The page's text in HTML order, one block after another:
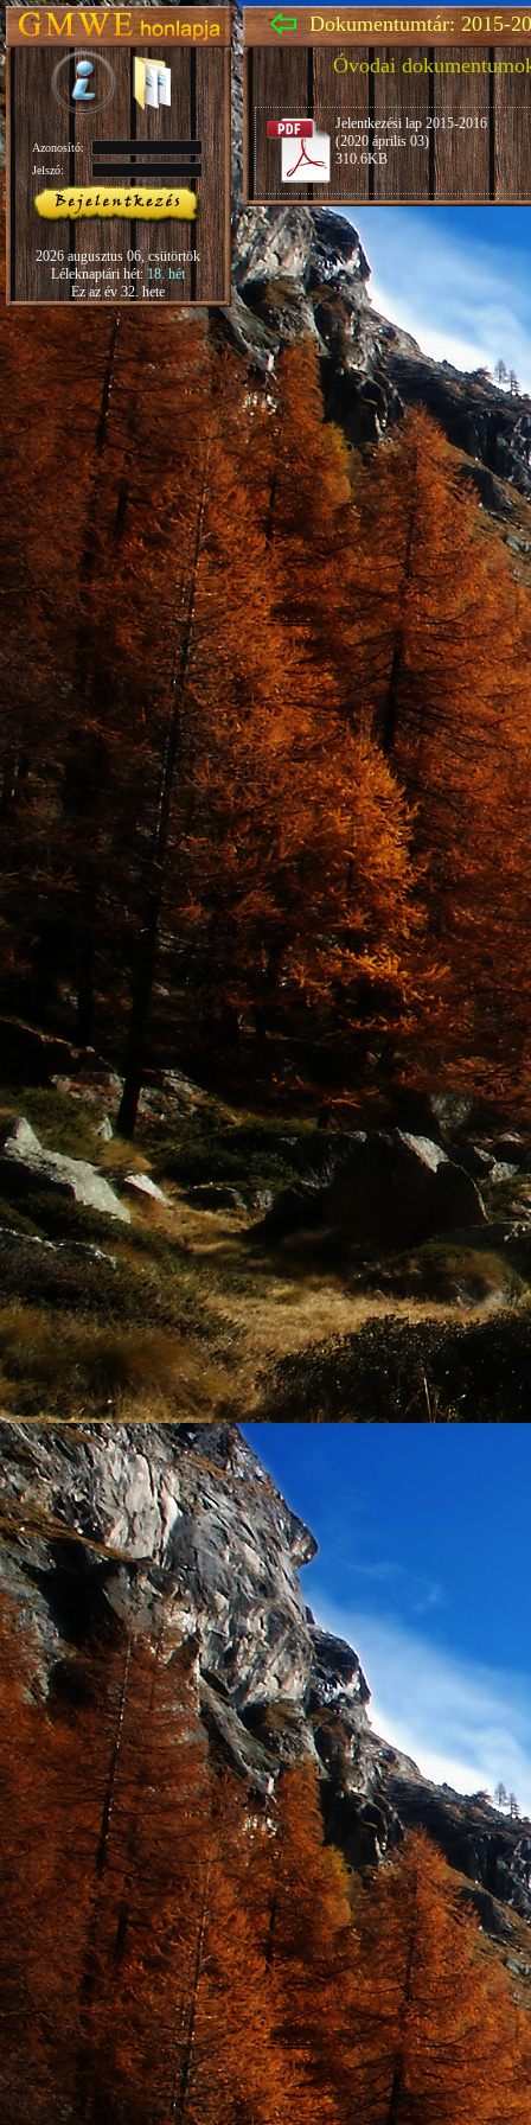
Azonosító:
Jelszó:
2026 augusztus 06, csütörtök
Léleknaptári hét:18. hét
Ez az év 32. hete
Dokumentumtár: 2015-
Óvodai
Jelentkezési lap 2015-2016
(2020 április 03)
310.6KB